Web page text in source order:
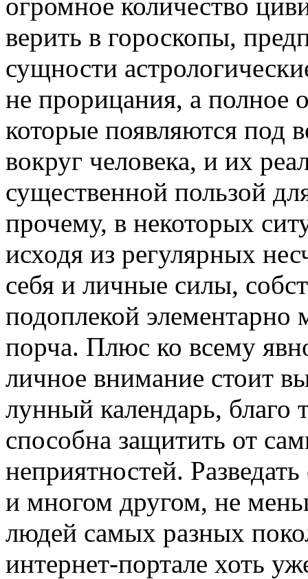
верить в гороскопы,
сущности
не прорицания, а полное
которые появляются под
вокруг человека, и их
существенной пользой
прочему, в некоторых
исходя из регулярных
себя и личные силы,
подоплекой элементарно
порча. Плюс ко всему
личное внимание стоит
лунный календарь, благо
способна защитить от
неприятностей.
и многом другом, не
людей самых разных
интернет-портале хоть